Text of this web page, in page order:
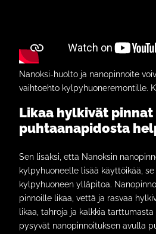
Nanoksi-huolto ja nanopinnoite
vaihtoehto kylpyhuoneremontille.
Likaa hylkivät
puhtaanapidosta
Sen lisäksi, että Nanoksin
kylpyhuoneelle lisää käyttöikää,
kylpyhuoneen ylläpitoa.
pinnoille likaa, vettä ja rasvaa
likaa, tahroja ja kalkkia
pysyvät nanopinnoituksen avulla